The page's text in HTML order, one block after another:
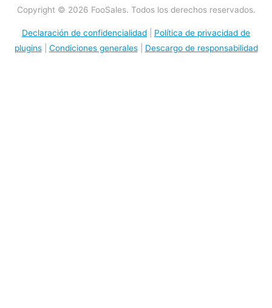
Copyright © 2026 FooSales. Todos los derechos reservados.
Declaración de confidencialidad
Política de privacidad de
plugins| Condiciones generales| Descargo de responsabilidad